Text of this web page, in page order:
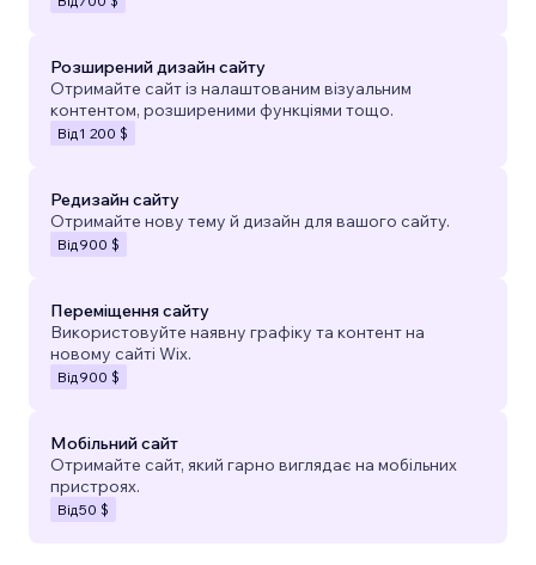
Розширений дизайн сайту
Отримайте сайт із налаштованим візуальним
контентом, розширеними функціями тощо.
Від 1 200 $
Редизайн сайту
Отримайте нову тему й дизайн для вашого сайту.
Від 900 $
Переміщення сайту
Використовуйте наявну графіку та контент на
новому сайті Wix.
Від 900 $
Мобільний сайт
Отримайте сайт, який гарно виглядає на мобільних
пристроях.
Від50 $